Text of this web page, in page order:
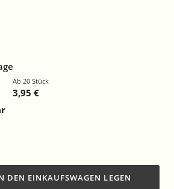
Ab 20 Stück
3,95 €
DEN EINKAUFSWAGEN LEGEN